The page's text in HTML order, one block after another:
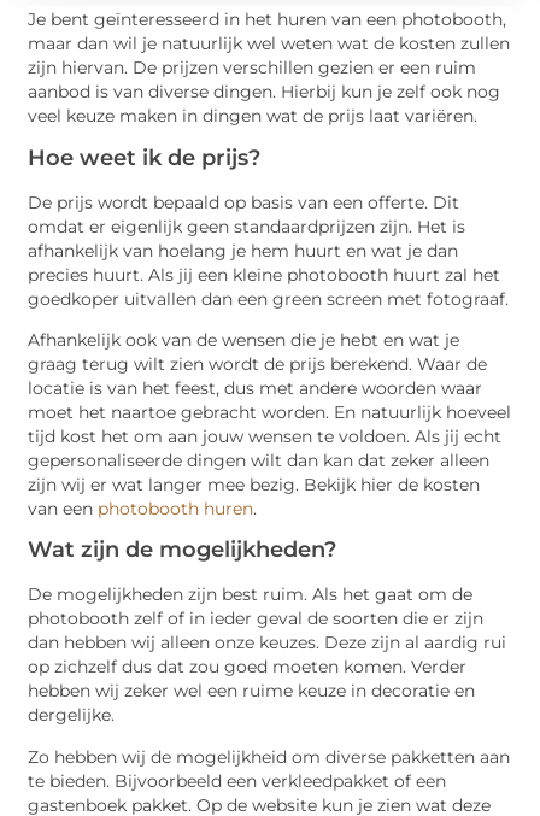
Je bent geïnteresseerd in het huren van een photobooth,
maar dan wil je natuurlijk wel weten wat de kosten zullen
zijn hiervan. De prijzen verschillen gezien er een ruim
aanbod is van diverse dingen. Hierbij kun je zelf ook nog
veel keuze maken in dingen wat de prijs laat variëren.
Hoe weet ik de prijs?
De prijs wordt bepaald op basis van een offerte. Dit
omdat er eigenlijk geen standaardprijzen zijn. Het is
afhankelijk van hoelang je hem huurt en wat je dan
precies huurt. Als jij een kleine photobooth huurt zal het
goedkoper uitvallen dan een green screen met fotograaf.
Afhankelijk ook van de wensen die je hebt en wat je
graag terug wilt zien wordt de prijs berekend. Waar de
locatie is van het feest, dus met andere woorden waar
moet het naartoe gebracht worden. En natuurlijk hoeveel
tijd kost het om aan jouw wensen te voldoen. Als jij echt
gepersonaliseerde dingen wilt dan kan dat zeker alleen
zijn wij er wat langer mee bezig. Bekijk hier de kosten
van een photobooth huren.
Wat zijn de mogelijkheden?
De mogelijkheden zijn best ruim. Als het gaat om de
photobooth zelf of in ieder geval de soorten die er zijn
dan hebben wij alleen onze keuzes. Deze zijn al aardig rui
op zichzelf dus dat zou goed moeten komen. Verder
hebben wij zeker wel een ruime keuze in decoratie en
dergelijke.
Zo hebben wij de mogelijkheid om diverse pakketten aan
te bieden. Bijvoorbeeld een verkleedpakket of een
gastenboek pakket. Op de website kun je zien wat deze